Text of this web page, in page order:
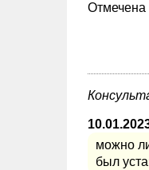
Отмечена
можно
был